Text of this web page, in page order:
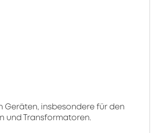
Geräten, insbesondere für den
und Transformatoren.